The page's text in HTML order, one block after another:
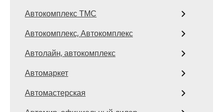
Автокомплекс ТМС
Автокомплекс, Автокомплекс
Автолайн, автокомплекс
Автомаркет
Автомастерская